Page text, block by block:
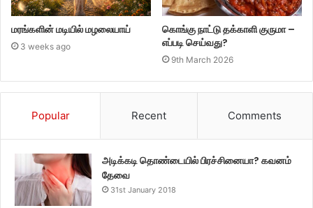
மரங்களின் மடியில் மழலையாய்
3 weeks ago
கொங்கு நாட்டு தக்காளி குருமா –
எப்படி செய்வது?
9th March 2026
Popular Recent Comments
அடிக்கடி தொண்டையில் பிரச்சினையா? கவனம்
தேவை
31st January 2018